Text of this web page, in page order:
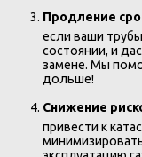
Продление
если ваши
состоянии, и
замене. Мы
дольше!
Снижение
привести к